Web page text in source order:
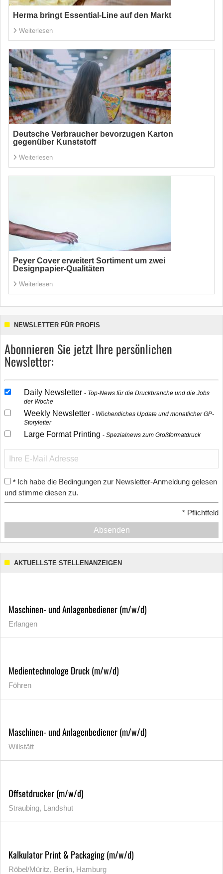
Herma bringt Essential-Line auf den Markt
Weiterlesen
Deutsche Verbraucher bevorzugen Karton
gegenüber Kunststoff
Weiterlesen
Peyer Cover erweitert Sortiment um zwei
Designpapier-Qualitäten
Weiterlesen
NEWSLETTER FÜR PROFIS
Abonnieren Sie jetzt Ihre persönlichen
Newsletter:
Daily Newsletter
Top-News für die Druckbranche und die Jobs
der Woche
Weekly Newsletter
Wöchentliches Update und monatlicher GP-
Storyletter
Large Format Printing Spezialnews zum Großformatdruck
* Ich habe die Bedingungen zur Newsletter-Anmeldung gelesen
und stimme diesen zu.
* Pflichtfeld
Absenden
AKTUELLSTE STELLENANZEIGEN
Maschinen- und Anlagenbediener (m/w/d)
Erlangen
Medientechnologe Druck (m/w/d)
Föhren
Maschinen- und Anlagenbediener (m/w/d)
Willstätt
Offsetdrucker (m/w/d)
Straubing, Landshut
Kalkulator Print & Packaging (m/w/d)
Röbel/Müritz, Berlin, Hamburg